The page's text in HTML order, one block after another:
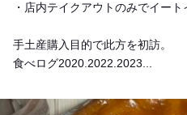
・店内テイクアウトのみでイート
手土産購入目的で此方を初訪。
食べログ2020.2022.2023...